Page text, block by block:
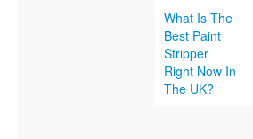
What Is The
Best Paint
Stripper
Right Now In
The UK?